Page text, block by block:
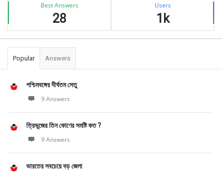
Best Answers
28
Users
1k
Popular Answers
পশ্চিমবঙ্গের দীর্ঘতম সেতু
9 Answers
ত্রিভুজের তিন কোণের সমষ্টি কত ?
9 Answers
ভারতের সবচেয়ে বড় জেলা